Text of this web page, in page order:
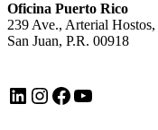
Oficina Puerto Rico
239 Ave., Arterial
San Juan, P.R. 00918
LinkedIn Instagram Facebook YouTube